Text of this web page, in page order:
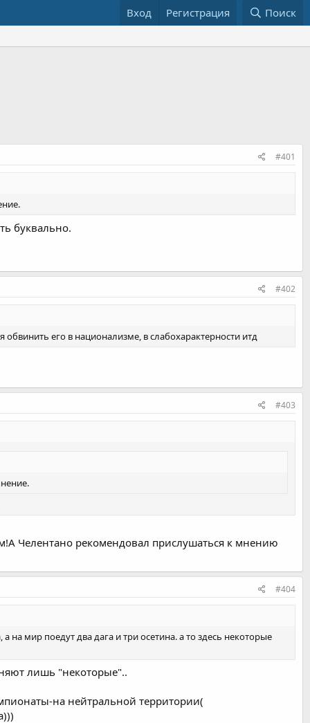
Вход Регистрация Поиск
#401
буквально.
#402
его в национализме, в слабохарактерности итд
#403
Челентано рекомендовал прислушаться к мнению
#404
на мир поедут два дага и три осетина. а то здесь некоторые
лишь "некоторые"..
на нейтральной территории(